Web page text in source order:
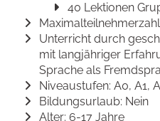
40 Lektionen
Unterricht durch
mit langjähriger
Sprache als
Niveaustufen: A0, A1,
Bildungsurlaub: Nein
Alter: 6-17 Jahre